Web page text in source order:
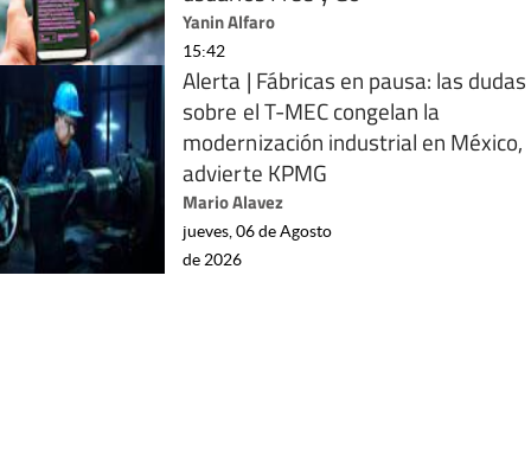
Yanin Alfaro
15:42
Alerta | Fábricas en pausa: las dudas
sobre el T-MEC congelan la
modernización industrial en México,
advierte KPMG
Mario Alavez
jueves, 06 de Agosto
de 2026